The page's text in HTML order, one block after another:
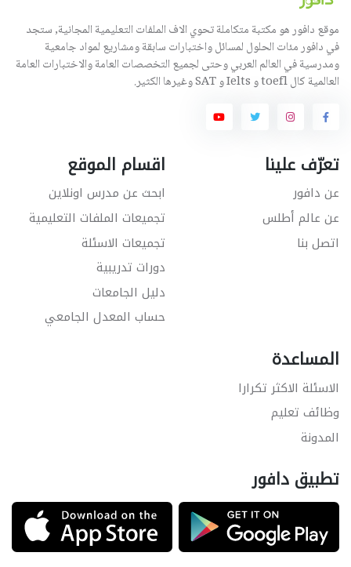
موقع دافور هو مكتبة متكاملة تحوي الاف الملفات التعليمية المجانية, ستجد
في دافور مئات الحلول لمسائل واختبارات سابقة ومشاريع لمواد جامعية
ومدرسية في العالم العربي وحتى لجميع التخصصات العامة والاختبارات العامة
العالمية كال toefl و Ielts و SAT وغيرها الكثير.
تعرّف علينا
عن دافور
عن عالم أطلس
اتصل بنا
اقسام الموقع
ابحث عن مدرس اونلاين
تجميعات الملفات التعليمية
تجميعات الاسئلة
دورات تدريبية
دليل الجامعات
حساب المعدل الجامعي
المساعدة
الاسئلة الاكثر تكرارا
وظائف تعليم
المدونة
تطبيق دافور